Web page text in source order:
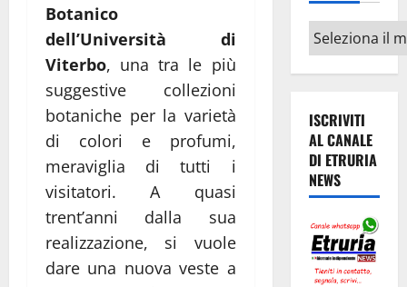
Botanico
dell’Università di
Viterbo, una tra le più
suggestive collezioni
botaniche per la varietà
di colori e profumi,
meraviglia di tutti i
visitatori. A quasi
trent’anni dalla sua
realizzazione, si vuole
dare una nuova veste a
Archivi
ISCRIVITI
AL CANALE
DI ETRURIA
NEWS